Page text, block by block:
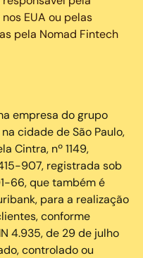
EUA ou pelas
pela Nomad Fintech
empresa do grupo
cidade de São Paulo,
Cintra, nº 1149,
907, registrada sob
66, que também é
para a realização
conforme
4.935, de 29 de julho
controlado ou